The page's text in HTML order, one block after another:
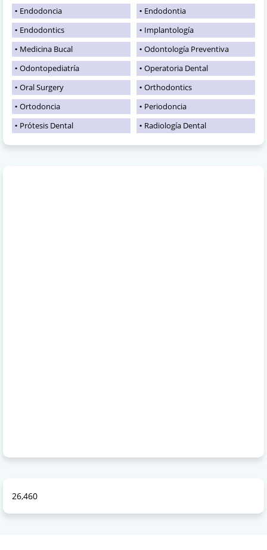
Endodoncia
Endodontia
Endodontics
Implantología
Medicina Bucal
Odontología Preventiva
Odontopediatría
Operatoria Dental
Oral Surgery
Orthodontics
Ortodoncia
Periodoncia
Prótesis Dental
Radiología Dental
26,460